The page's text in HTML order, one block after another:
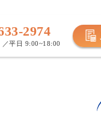
2974
／平日 9:00~18:00